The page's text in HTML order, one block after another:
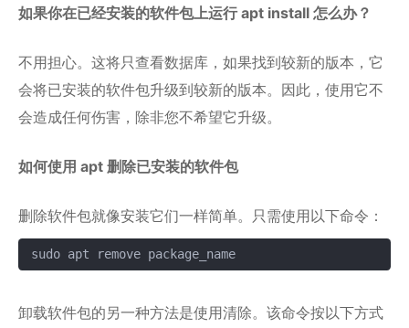
如果你在已经安装的软件包上运行 apt install 怎么办？
不用担心。这将只查看数据库，如果找到较新的版本，它
会将已安装的软件包升级到较新的版本。因此，使用它不
会造成任何伤害，除非您不希望它升级。
如何使用 apt 删除已安装的软件包
删除软件包就像安装它们一样简单。只需使用以下命令：
sudo apt remove package_name
卸载软件包的另一种方法是使用清除。该命令按以下方式